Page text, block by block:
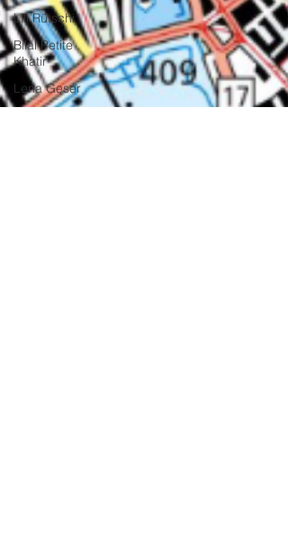
Lili Rütschi
Bilal Petite
Khatir
Lena Geser